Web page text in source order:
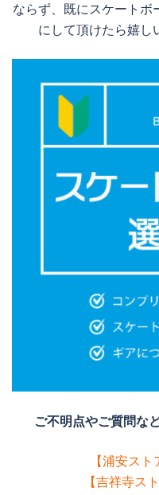
ならず、既にスケートボ
にして頂けたら嬉し
ご不明点やご質問な
【浦安ス
【吉祥寺ス